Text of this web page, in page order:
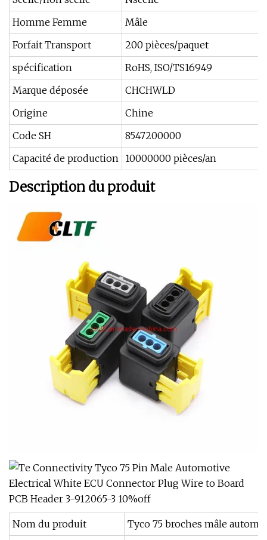
Homme Femme
Mâle
Forfait Transport
200 pièces/paquet
spécification
RoHS, ISO/TS16949
Marque déposée
CHCHWLD
Origine
Chine
Code SH
8547200000
Capacité de production 10000000 pièces/an
Description du produit
Nom du produit
Tyco 75 broches mâle